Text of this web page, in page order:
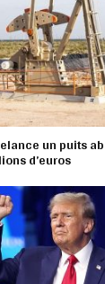
un puits
d’euros